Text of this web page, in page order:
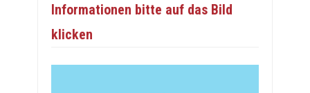
Informationen bitte auf das Bild
klicken